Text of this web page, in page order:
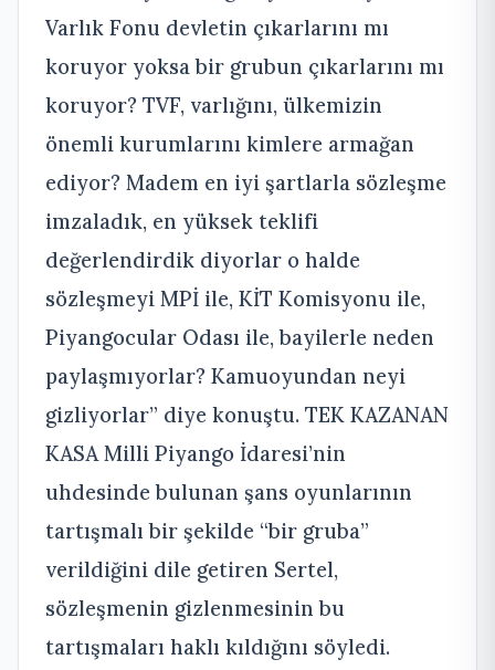
Varlık Fonu devletin çıkarlarını mı
koruyor yoksa bir grubun çıkarlarını mı
koruyor? TVF, varlığını, ülkemizin
önemli kurumlarını kimlere armağan
ediyor? Madem en iyi şartlarla sözleşme
imzaladık, en yüksek teklifi
değerlendirdik diyorlar o halde
sözleşmeyi MPİ ile, KİT Komisyonu ile,
Piyangocular Odası ile, bayilerle neden
paylaşmıyorlar? Kamuoyundan neyi
gizliyorlar” diye konuştu. TEK KAZANAN
KASA Milli Piyango İdaresi’nin
uhdesinde bulunan şans oyunlarının
tartışmalı bir şekilde “bir gruba”
verildiğini dile getiren Sertel,
sözleşmenin gizlenmesinin bu
tartışmaları haklı kıldığını söyledi.